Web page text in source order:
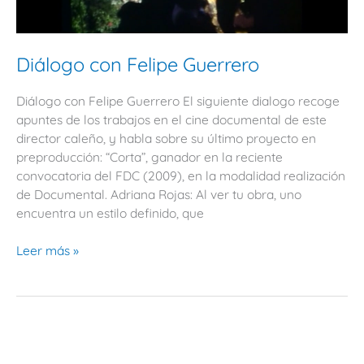
Diálogo con Felipe Guerrero
Diálogo con Felipe Guerrero El siguiente dialogo recoge
apuntes de los trabajos en el cine documental de este
director caleño, y habla sobre su último proyecto en
preproducción: “Corta”, ganador en la reciente
convocatoria del FDC (2009), en la modalidad realización
de Documental. Adriana Rojas: Al ver tu obra, uno
encuentra un estilo definido, que
Leer más »